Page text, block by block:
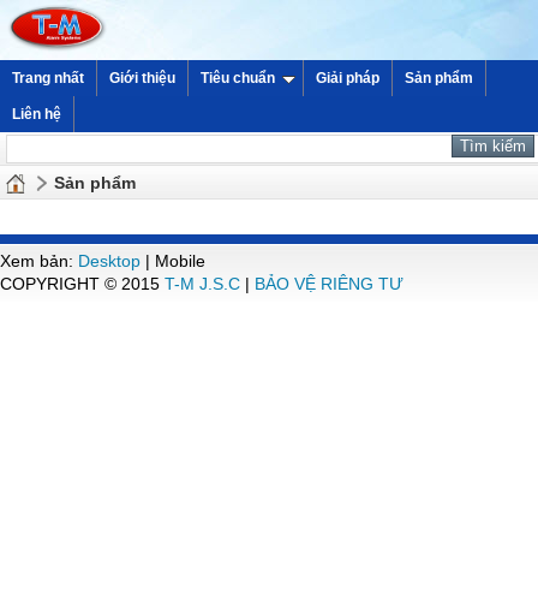
Trang nhất Giới thiệu Tiêu chuẩn Giải pháp Sản phẩm
Liên hệ
Sản phẩm
Xem bản: Desktop | Mobile
COPYRIGHT © 2015 T-M J.S.C | BẢO VỆ RIÊNG TƯ